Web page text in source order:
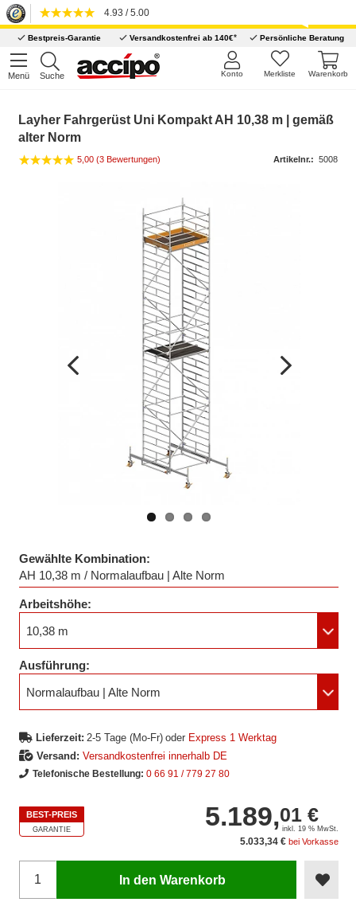
4.93 / 5.00
Bestpreis-Garantie Versandkostenfrei ab 140€* Persönliche Beratung
Menü Suche Warenkorb
Merkliste
Konto
Layher Fahrgerüst Uni Kompakt AH 10,38 m | gemäß
alter Norm
5,00 (3 Bewertungen) Artikelnr.: 5008
Gewählte Kombination:
AH 10,38 m / Normalaufbau | Alte Norm
Arbeitshöhe:
10,38 m
Ausführung:
Normalaufbau | Alte Norm
Lieferzeit: 2-5 Tage (Mo-Fr) oder Express 1 Werktag
Versand: Versandkostenfrei innerhalb DE
Telefonische Bestellung: 0 66 91 / 779 27 80
BEST-PREIS
GARANTIE 5.189,01 €
inkl. 19 % MwSt.
5.033,34 € bei Vorkasse
In den Warenkorb